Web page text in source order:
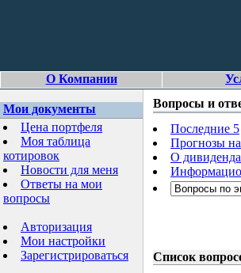
О Компании
Мои документы
Цена портфеля
Моя таблица
котировок
Новости для меня
Ответы на мои
вопросы
Авторизация
Мои настройки
Зарегистрироваться
Вопросы и
Последние 5
Прогнозы
О
Список